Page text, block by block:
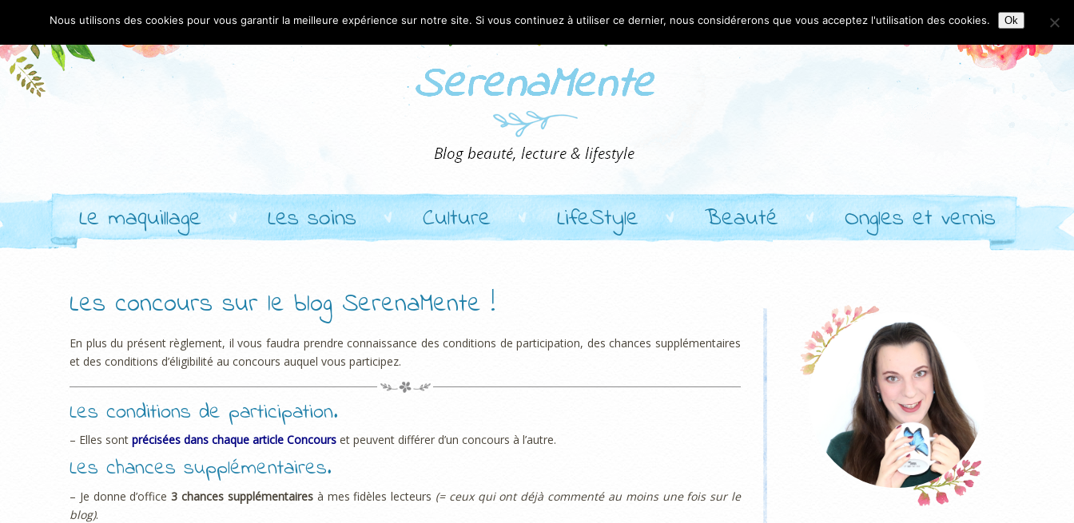
Le maquillage Les soins Culture LifeStyle Beauté Ongles et vernis
Les concours sur le blog SerenaMente !
En plus du présent règlement, il vous faudra prendre connaissance des conditions de participation, des chances supplémentaires
et des conditions d’éligibilité au concours auquel vous participez.
Les conditions de participation.
– Elles sont précisées dans chaque article Concours et peuvent différer d’un concours à l’autre.
Les chances supplémentaires.
– Je donne d’office3 chances supplémentairesà mes fidèles lecteurs (= ceux qui ont déjà commenté au moins une fois sur le
blog).
Nous utilisons des cookies pour vous garantir la meilleure expérience sur notre site. Si vous continuez à utiliser ce dernier, nous considérerons que vous acceptez l'utilisation des cookies. Ok